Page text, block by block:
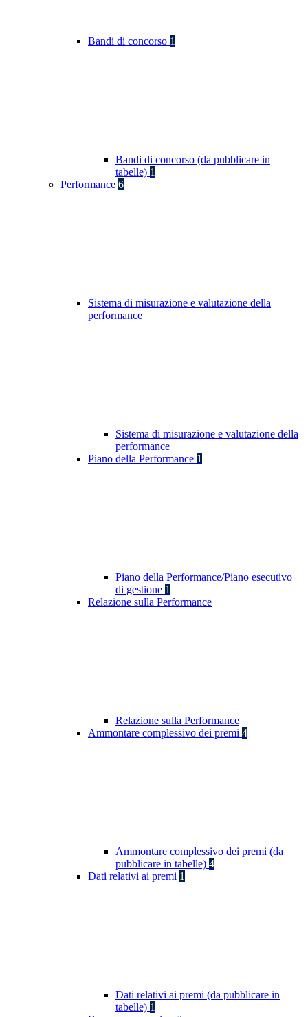
Bandi di concorso 1
Bandi di concorso (da pubblicare in
tabelle) 1
Performance 6
Sistema di misurazione e valutazione della
performance
Sistema di misurazione e valutazione della
performance
Piano della Performance 1
Piano della Performance/Piano esecutivo
di gestione 1
Relazione sulla Performance
Relazione sulla Performance
Ammontare complessivo dei premi 4
Ammontare complessivo dei premi (da
pubblicare in tabelle) 4
Dati relativi ai premi 1
Dati relativi ai premi (da pubblicare in
tabelle) 1